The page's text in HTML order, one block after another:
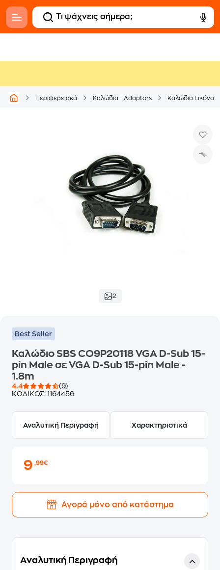
Περιφερειακά Καλώδια - Adaptors Καλώδια Εικόνας
2
Best Seller
Καλώδιο SBS CO9P20118 VGA D-Sub 15-
pin Male σε VGA D-Sub 15-pin Male -
1.8m
4.4
(9)
ΚΩΔΙΚΟΣ: 1164456
Αναλυτική Περιγραφή Χαρακτηριστικά
9,99€
Αγορά μόνο από κατάστημα
Αναλυτική Περιγραφή